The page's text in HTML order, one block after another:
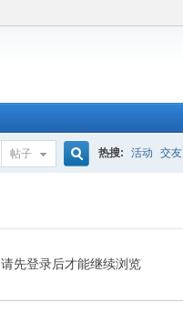
帖子
索
热搜: 活动 交友
请先登录后才能继续浏览